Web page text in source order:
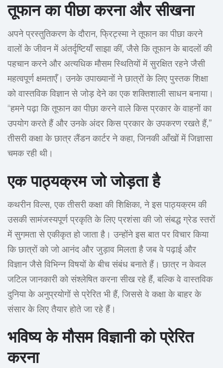
तूफान का पीछा करना और सीखना
अपने प्रस्तुतिकरण के दौरान, फ्रिट्स्मा ने तूफान का पीछा करने
वालों के जीवन में अंतर्दृष्टियाँ साझा कीं, जैसे कि तूफान के बादलों की
पहचान करने और अत्यधिक मौसम स्थितियों में सुरक्षित रहने जैसी
महत्वपूर्ण क्षमताएँ। उनके उपाख्यानों ने छात्रों के लिए पुस्तक शिक्षा
को वास्तविक विज्ञान से जोड़ देने का एक शक्तिशाली साधन बनाया।
“हमने पढ़ा कि तूफान का पीछा करने वाले किस प्रकार के वाहनों का
उपयोग करते हैं और उनके अंदर किस प्रकार के उपकरण रखते हैं,”
तीसरी कक्षा के छात्र लैंडन कार्टर ने कहा, जिनकी आँखों में जिज्ञासा
चमक रही थी।
एक पाठ्यक्रम जो जोड़ता है
कथरीन विल्स, एक तीसरी कक्षा की शिक्षिका, ने इस पाठ्यक्रम की
उसकी सामंजस्यपूर्ण प्रकृति के लिए प्रशंसा की जो संबद्ध ग्रेड स्तरों
में सुगमता से एकीकृत हो जाता है। उन्होंने इस बात पर विचार किया
कि छात्रों को जो आनंद और जुड़ाव मिलता है जब वे पढ़ाई और
विज्ञान जैसे विभिन्न विषयों के बीच संबंध बनाते हैं। छात्र न केवल
जटिल जानकारी को संश्लेषित करना सीख रहे हैं, बल्कि वे वास्तविक
दुनिया के अनुप्रयोगों से प्रेरित भी हैं, जिससे वे कक्षा के बाहर के
संसार के लिए तैयार होते जा रहे हैं।
भविष्य के मौसम विज्ञानी को प्रेरित
करना